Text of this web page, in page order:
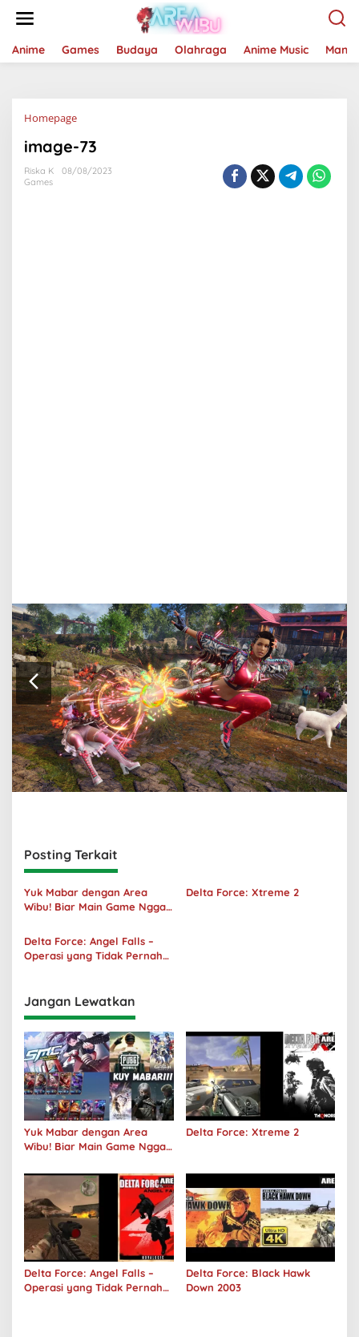
Anime Games Budaya Olahraga Anime Music
HomepageLampiran
image-73
Riska K
08/08/2023
Games
Posting Terkait
Yuk Mabar dengan Area
Wibu! Biar Main Game Nggak
Delta Force: Xtreme 2
Delta Force: Angel Falls –
Operasi yang Tidak Pernah
Jangan Lewatkan
Yuk Mabar dengan Area
Wibu! Biar Main Game Nggak
Delta Force: Xtreme 2
Delta Force: Angel Falls –
Operasi yang Tidak Pernah
Delta Force: Black Hawk
Down 2003